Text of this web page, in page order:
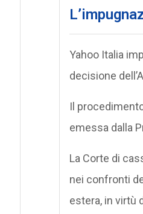
Yahoo Italia
decisione
Il
emessa dalla
La Corte di
nei confronti
estera, in virtù